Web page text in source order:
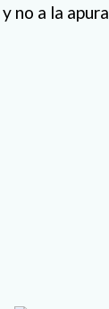
no a la